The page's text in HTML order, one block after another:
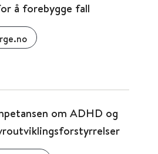
å forebygge fall
om ADHD og